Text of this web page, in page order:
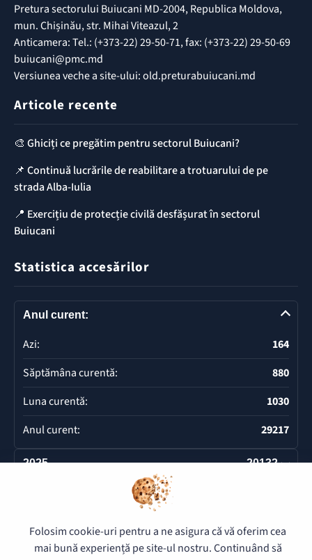
Pretura sectorului Buiucani MD-2004, Republica Moldova,
mun. Chișinău, str. Mihai Viteazul, 2
Anticamera: Tel.: (+373-22) 29-50-71, fax: (+373-22) 29-50-69
buiucani@pmc.md
Versiunea veche a site-ului: old.preturabuiucani.md
Articole recente
🎨 Ghiciți ce pregătim pentru sectorul Buiucani?
📌 Continuă lucrările de reabilitare a trotuarului de pe
strada Alba-Iulia
📍 Exercițiu de protecție civilă desfășurat în sectorul
Buiucani
Statistica accesărilor
Anul curent:
Azi:
164
Săptămâna curentă:
880
Luna curentă:
1030
Anul curent:
29217
2025 20132
© 2026 Pretura Buiucani - Toate drepturile rezervate.
Folosim cookie-uri pentru a ne asigura că vă oferim cea
mai bună experiență pe site-ul nostru. Continuând să